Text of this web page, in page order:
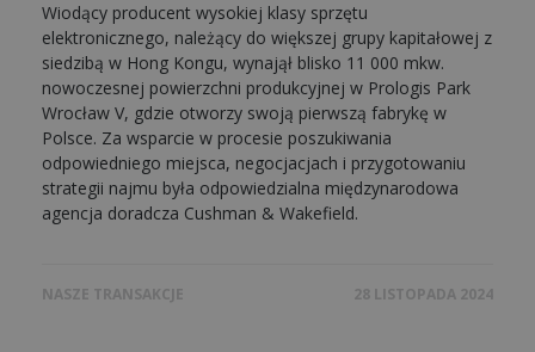
Wiodący producent wysokiej klasy sprzętu
elektronicznego, należący do większej grupy kapitałowej z
siedzibą w Hong Kongu, wynajął blisko 11 000 mkw.
nowoczesnej powierzchni produkcyjnej w Prologis Park
Wrocław V, gdzie otworzy swoją pierwszą fabrykę w
Polsce. Za wsparcie w procesie poszukiwania
odpowiedniego miejsca, negocjacjach i przygotowaniu
strategii najmu była odpowiedzialna międzynarodowa
agencja doradcza Cushman & Wakefield.
NASZE TRANSAKCJE 28 LISTOPADA 2024